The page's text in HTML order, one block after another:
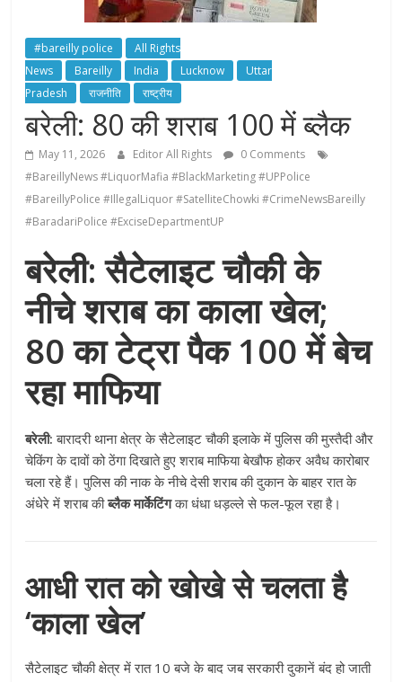
#bareilly police
All Rights
News
Bareilly India Lucknow
Uttar
Pradesh
राजनीति राष्ट्रीय
बरेली: 80 की शराब 100 में ब्लैक
May 11, 2026 Editor All Rights
0 Comments
#BareillyNews #LiquorMafia #BlackMarketing #UPPolice
#BareillyPolice #IllegalLiquor #SatelliteChowki #CrimeNewsBareilly
#BaradariPolice #ExciseDepartmentUP
बरेली: सैटेलाइट चौकी के
नीचे शराब का काला खेल;
80 का टेट्रा पैक 100 में बेच
रहा माफिया
बरेली: बारादरी थाना क्षेत्र के सैटेलाइट चौकी इलाके में पुलिस की मुस्तैदी और
चेकिंग के दावों को ठेंगा दिखाते हुए शराब माफिया बेखौफ होकर अवैध कारोबार
चला रहे हैं। पुलिस की नाक के नीचे देसी शराब की दुकान के बाहर रात के
अंधेरे में शराब कीब्लैक मार्केटिंगका धंधा धड़ल्ले से फल-फूल रहा है।
आधी रात को खोखे से चलता है
‘काला खेल’
सैटेलाइट चौकी क्षेत्र में रात 10 बजे के बाद जब सरकारी दुकानें बंद हो जाती